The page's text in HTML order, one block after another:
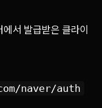
서 발급받은 클라이
naver/auth